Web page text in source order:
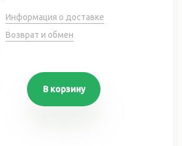
Информация о доставке
Возврат и обмен
В корзину